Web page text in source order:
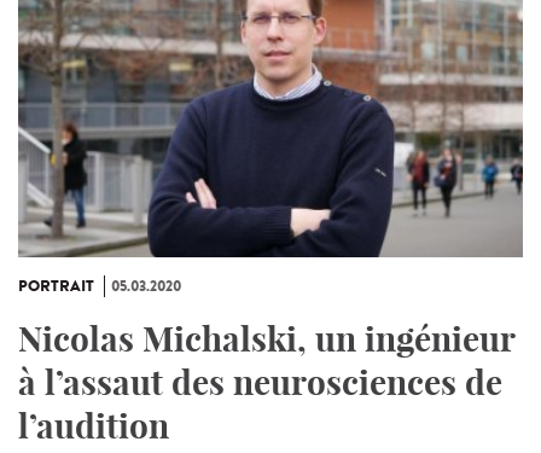
PORTRAIT 05.03.2020
Nicolas Michalski, un ingénieur
à l’assaut des neurosciences de
l’audition